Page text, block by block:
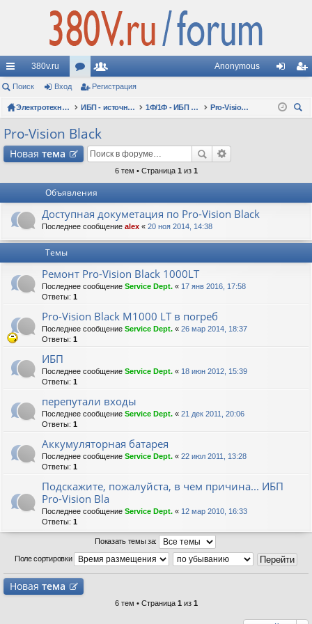
с
ы
лк
380v.ru
ор
ум
ы
ол
ьз
ов
ат
и
Anonymous
д ис
Поиск Вход Регистрация
Электротехнические форумы ИБП - источники бесперебойного питания 1Ф/1Ф - ИБП N-POWER - однофазные 1-10 кВА - вопросы по моделям
Pro-Vision Black
Pro-Vision Black
Новая тема
6 тем • Страница 1 из 1
Объявления
Доступная докуметация по Pro-Vision Black
Последнее сообщение alex « 20 ноя 2014, 14:38
Темы
Ремонт Pro-Vision Black 1000LT
Последнее сообщение Service Dept. « 17 янв 2016, 17:58
Ответы: 1
Pro-Vision Black M1000 LT в погреб
Последнее сообщение Service Dept. « 26 мар 2014, 18:37
Ответы: 1
ИБП
Последнее сообщение Service Dept. « 18 июн 2012, 15:39
Ответы: 1
перепутали входы
Последнее сообщение Service Dept. « 21 дек 2011, 20:06
Ответы: 1
Аккумуляторная батарея
Последнее сообщение Service Dept. « 22 июл 2011, 13:28
Ответы: 1
Подскажите, пожалуйста, в чем причина... ИБП
Pro-Vision Bla
Последнее сообщение Service Dept. « 12 мар 2010, 16:33
Ответы: 1
Показать темы за:
Поле сортировки
Новая тема
6 тем • Страница 1 из 1